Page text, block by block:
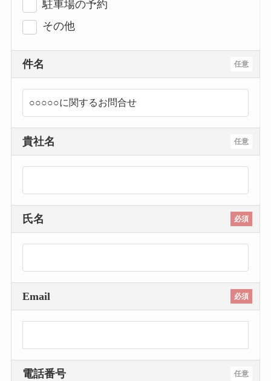
駐車場の予約
その他
任意
件名
任意
貴社名
必須
氏名
必須
Email
任意
電話番号